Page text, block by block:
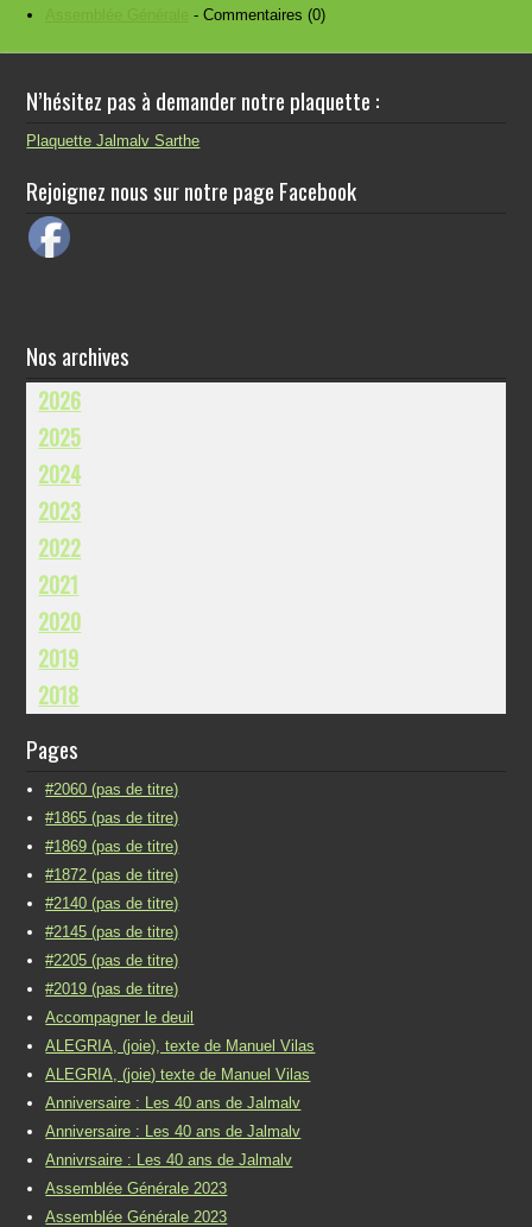
- Commentaires (0)
N’hésitez pas à demander notre plaquette :
Plaquette Jalmalv Sarthe
Rejoignez nous sur notre page Facebook
Nos archives
2026
2025
2024
2023
2022
2021
2020
2019
2018
Pages
#2060 (pas de titre)
#1865 (pas de titre)
#1869 (pas de titre)
#1872 (pas de titre)
#2140 (pas de titre)
#2145 (pas de titre)
#2205 (pas de titre)
#2019 (pas de titre)
Accompagner le deuil
ALEGRIA, (joie), texte de Manuel Vilas
ALEGRIA, (joie) texte de Manuel Vilas
Anniversaire : Les 40 ans de Jalmalv
Anniversaire : Les 40 ans de Jalmalv
Annivrsaire : Les 40 ans de Jalmalv
Assemblée Générale 2023
Assemblée Générale 2023